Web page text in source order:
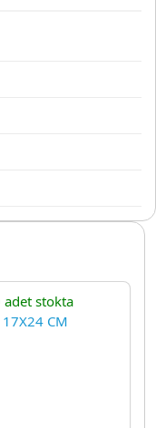
adet stokta
17X24 CM